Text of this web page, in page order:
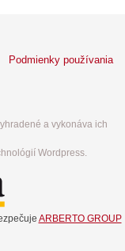
Podmienky používania
a vykonáva ich
Wordpress.
ARBERTO GROUP